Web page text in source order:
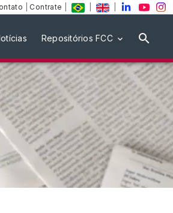
Contrate
Repositórios FCC